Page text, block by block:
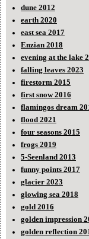
dune 2012
earth 2020
east sea 2017
Enzian 2018
evening at the lake
falling leaves 2023
firestorm 2015
first snow 2016
flamingos dream
flood 2021
four seasons 2015
frogs 2019
5-Seenland 2013
funny points 2017
glacier 2023
glowing sea 2018
gold 2016
golden impression
golden reflection